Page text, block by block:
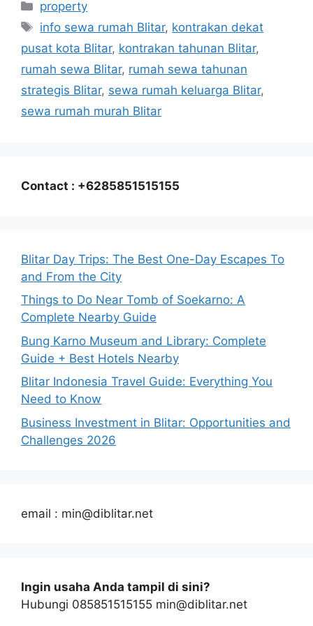
Categories
property
Tags
info sewa rumah Blitar, kontrakan dekat
pusat kota Blitar, kontrakan tahunan Blitar,
rumah sewa Blitar, rumah sewa tahunan
strategis Blitar, sewa rumah keluarga Blitar,
sewa rumah murah Blitar
Contact : +6285851515155
Blitar Day Trips: The Best One-Day Escapes To
and From the City
Things to Do Near Tomb of Soekarno: A
Complete Nearby Guide
Bung Karno Museum and Library: Complete
Guide + Best Hotels Nearby
Blitar Indonesia Travel Guide: Everything You
Need to Know
Business Investment in Blitar: Opportunities and
Challenges 2026
email : min@diblitar.net
Ingin usaha Anda tampil di sini?
Hubungi 085851515155 min@diblitar.net